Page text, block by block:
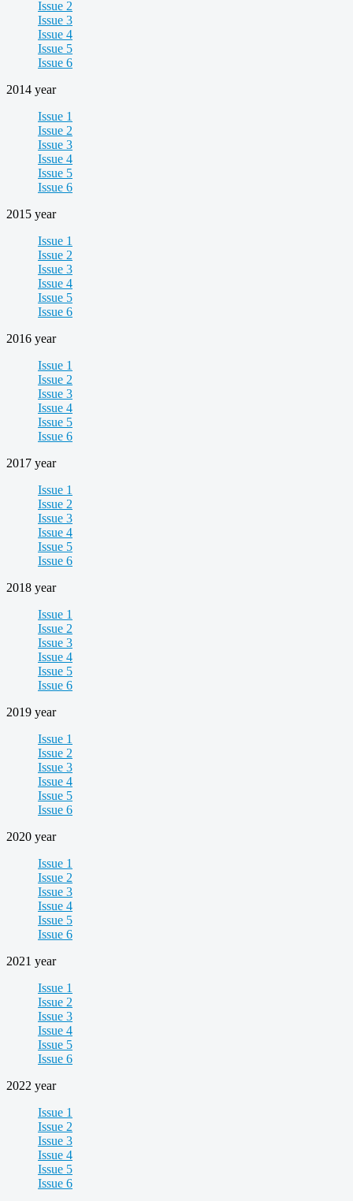
Issue 2
Issue 3
Issue 4
Issue 5
Issue 6
2014 year
Issue 1
Issue 2
Issue 3
Issue 4
Issue 5
Issue 6
2015 year
Issue 1
Issue 2
Issue 3
Issue 4
Issue 5
Issue 6
2016 year
Issue 1
Issue 2
Issue 3
Issue 4
Issue 5
Issue 6
2017 year
Issue 1
Issue 2
Issue 3
Issue 4
Issue 5
Issue 6
2018 year
Issue 1
Issue 2
Issue 3
Issue 4
Issue 5
Issue 6
2019 year
Issue 1
Issue 2
Issue 3
Issue 4
Issue 5
Issue 6
2020 year
Issue 1
Issue 2
Issue 3
Issue 4
Issue 5
Issue 6
2021 year
Issue 1
Issue 2
Issue 3
Issue 4
Issue 5
Issue 6
2022 year
Issue 1
Issue 2
Issue 3
Issue 4
Issue 5
Issue 6